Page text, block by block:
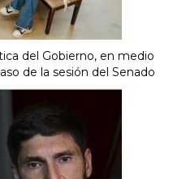
del Gobierno, en medio
de la sesión del Senado